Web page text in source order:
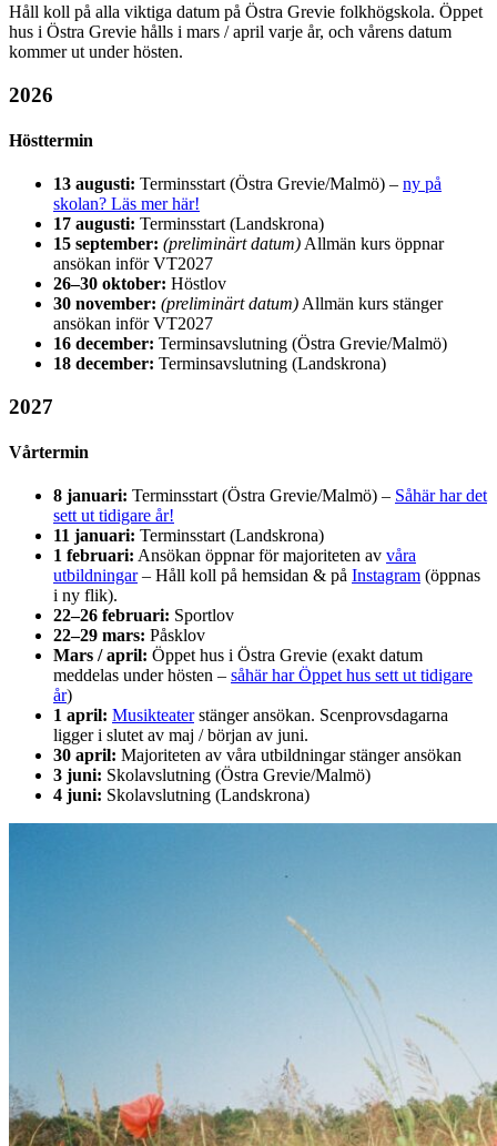
Håll koll på alla viktiga datum på Östra Grevie folkhögskola. Öppet
hus i Östra Grevie hålls i mars / april varje år, och vårens datum
kommer ut under hösten.
2026
Hösttermin
13 augusti: Terminsstart (Östra Grevie/Malmö) – ny på
skolan? Läs mer här!
17 augusti: Terminsstart (Landskrona)
15 september: (preliminärt datum) Allmän kurs öppnar
ansökan inför VT2027
26–30 oktober: Höstlov
30 november: (preliminärt datum) Allmän kurs stänger
ansökan inför VT2027
16 december: Terminsavslutning (Östra Grevie/Malmö)
18 december: Terminsavslutning (Landskrona)
2027
Vårtermin
8 januari: Terminsstart (Östra Grevie/Malmö) – Såhär har det
sett ut tidigare år!
11 januari: Terminsstart (Landskrona)
1 februari: Ansökan öppnar för majoriteten av våra
utbildningar– Håll koll på hemsidan & på Instagram (öppnas
i ny flik).
22–26 februari: Sportlov
22–29 mars: Påsklov
Mars / april: Öppet hus i Östra Grevie (exakt datum
meddelas under hösten – såhär har Öppet hus sett ut tidigare
år)
1 april: Musikteaterstänger ansökan. Scenprovsdagarna
ligger i slutet av maj / början av juni.
30 april: Majoriteten av våra utbildningar stänger ansökan
3 juni: Skolavslutning (Östra Grevie/Malmö)
4 juni: Skolavslutning (Landskrona)